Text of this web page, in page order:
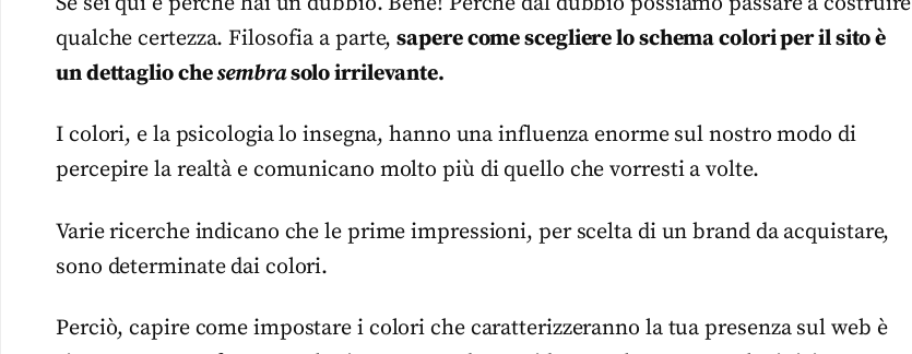
qualche certezza. Filosofia a parte,sapere come scegliere lo schema colori per il sito è
un dettaglio chesembrasolo irrilevante.
I colori, e la psicologia lo insegna, hanno una influenza enorme sul nostro modo di
percepire la realtà e comunicano molto più di quello che vorresti a volte.
Varie ricerche indicano che le prime impressioni, per scelta di un brand da acquistare,
sono determinate dai colori.
Perciò, capire come impostare i colori che caratterizzeranno la tua presenza sul web è